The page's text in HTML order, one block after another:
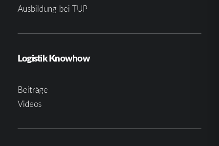
Ausbildung bei TUP
Logistik Knowhow
Beiträge
Videos